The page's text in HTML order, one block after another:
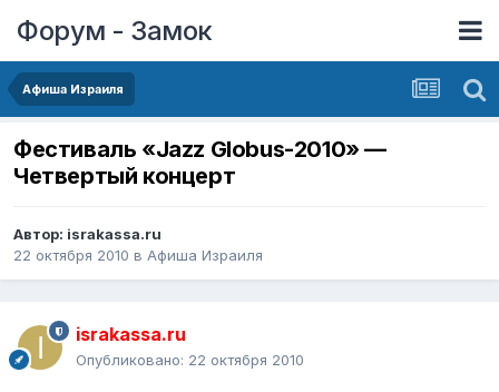
Форум - Замок
Афиша Израиля
Фестиваль «Jazz Globus-2010» —
Четвертый концерт
Автор: israkassa.ru
22 октября 2010 в Афиша Израиля
israkassa.ru
Опубликовано: 22 октября 2010